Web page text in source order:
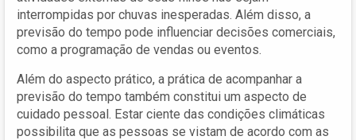
interrompidas por chuvas inesperadas. Além disso, a
previsão do tempo pode influenciar decisões comerciais,
como a programação de vendas ou eventos.
Além do aspecto prático, a prática de acompanhar a
previsão do tempo também constitui um aspecto de
cuidado pessoal. Estar ciente das condições climáticas
possibilita que as pessoas se vistam de acordo com as